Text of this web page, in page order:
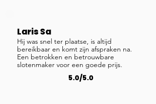
Laris Sa
Hij was snel ter plaatse, is altijd
bereikbaar en komt zijn afspraken na.
Een betrokken en betrouwbare
slotenmaker voor een goede prijs.
5.0/5.0